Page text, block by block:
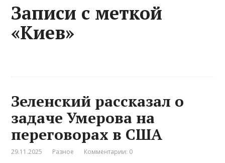
Записи с меткой
«Киев»
Зеленский рассказал о
задаче Умерова на
переговорах в США
29.11.2025 Разное Комментарии: 0